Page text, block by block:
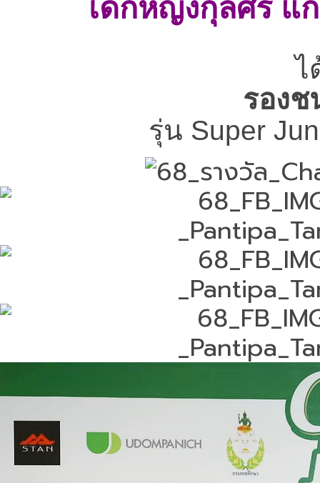
เด็กหญิงกุลศิริ แ
ไ
รองช
รุ่น Super